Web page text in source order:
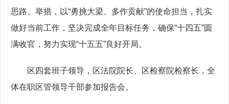
思路、举措，以“勇挑大梁、多作贡献”的使命担当，扎实
做好当前工作，坚决完成全年目标任务，确保“十四五”圆
满收官，努力实现“十五五”良好开局。
区四套班子领导，区法院院长、区检察院检察长，全
体在职区管领导干部参加报告会。